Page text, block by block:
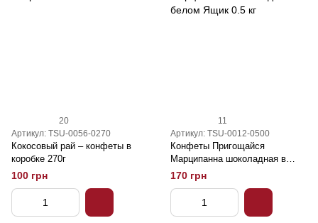
20
Артикул: TSU-0056-0270
Кокосовый рай – конфеты в
коробке 270г
100 грн
11
Артикул: TSU-0012-0500
Конфеты Пригощайся
Марципанна шоколадная в
белом Ящик 0.5 кг
170 грн